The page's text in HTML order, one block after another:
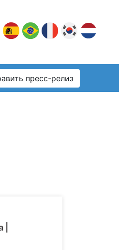
пресс-релиз